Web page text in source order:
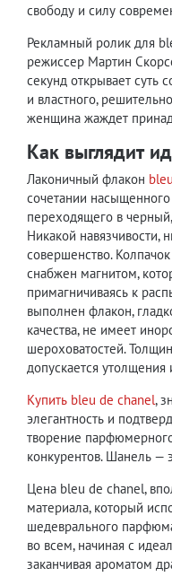
свободу и силу
Рекламный ролик для
режиссер Мартин
секунд открывает суть
и властного,
женщина жаждет
Как выглядит
Лаконичный флакон
сочетании
переходящего в
Никакой навязчивости,
совершенство.
снабжен магнитом,
примагничиваясь к
выполнен флакон,
качества, не имеет
шероховатостей.
допускается утолщения
Купить bleu de chanel,
элегантность и
творение
конкурентов. Шанель —
Цена bleu de chanel,
материала, который
шедеврального
во всем, начиная с
заканчивая ароматом